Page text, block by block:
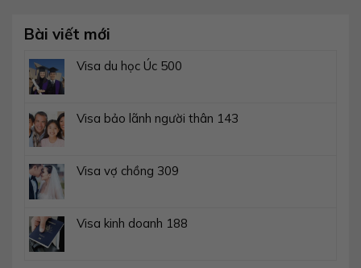
Bài viết mới
Visa du học Úc 500
Visa bảo lãnh người thân 143
Visa vợ chồng 309
Visa kinh doanh 188